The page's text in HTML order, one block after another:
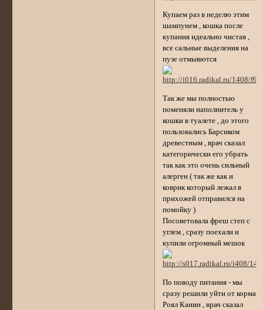
Купаем раз в неделю этим
шампунем , кошка после
купания идеально чистая ,
все сальные выделения на
пузе отмывются
Так же мы полностью
поменяли наполнитель у
кошки в туалете , до этого
пользовались Барсиком
древестным , врач сказал
категорически его убрать
так как это очень сильный
алерген ( так же как и
коврик который лежал в
прихожей отправился на
помойку )
Посоветовала фреш степ с
углем , сразу поехали и
купили огромный мешок
По поводу питания - мы
сразу решили уйти от корма
Роял Канин , врач сказал